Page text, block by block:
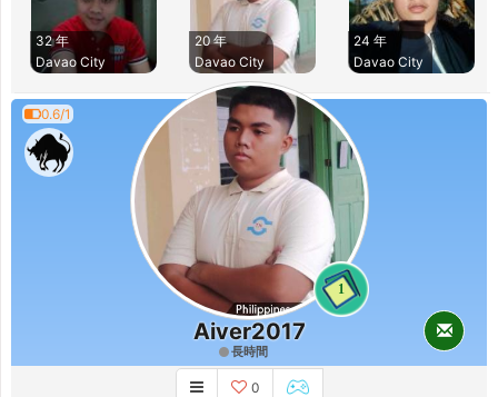
32 年
Davao City
20 年
Davao City
24 年
Davao City
0.6/1
1
Aiver2017
長時間
0